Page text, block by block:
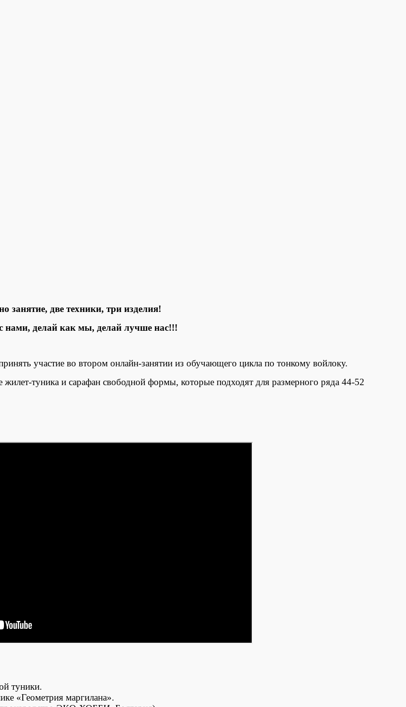
занятие, две техники, три изделия!
нами, делай как мы, делай лучше нас!!!
участие во втором онлайн-занятии из обучающего цикла по тонкому войлоку.
туника и сарафан свободной формы, которые подходят для размерного ряда 44-52
туники.
«Геометрия маргилана».